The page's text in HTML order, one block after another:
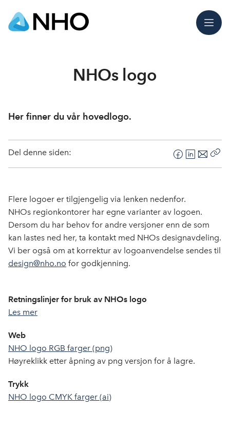
Meny
NHOs logo
Her finner du vår hovedlogo.
Del denne siden:
F
a
e
b
o
k
L
i
e
d
E
-
s
Flere logoer er tilgjengelig via lenken nedenfor.
NHOs regionkontorer har egne varianter av logoen.
Dersom du har behov for andre versjoner enn de som
kan lastes ned her, ta kontakt med NHOs designavdeling.
Vi ber også om at korrektur av logoanvendelse sendes til
design@nho.no for godkjenning.
Retningslinjer for bruk av NHOs logo
Les mer
Web
NHO logo RGB farger (png)
Høyreklikk etter åpning av png versjon for å lagre.
Trykk
NHO logo CMYK farger (ai)